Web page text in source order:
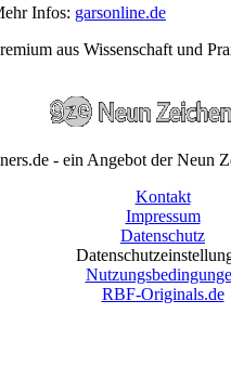
Infos: garsonline.de
aus Wissenschaft und
- ein Angebot der Neun
Kontakt
Impressum
Datenschutz
RBF-Originals.de